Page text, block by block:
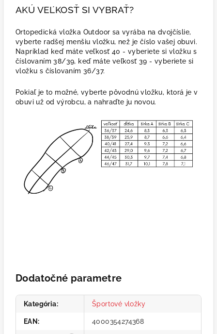
AKÚ VEĽKOSŤ SI VYBRAŤ?
Ortopedická vložka Outdoor sa vyrába na dvojčíslie,
vyberte radšej menšiu vložku, než je číslo vašej obuvi.
Napríklad keď máte veľkosť 40 - vyberiete si vložku s
číslovaním 38/39, keď máte veľkosť 39 - vyberiete si
vložku s číslovaním 36/37.
Pokiaľ je to možné, vyberte pôvodnú vložku, ktorá je v
obuvi už od výrobcu, a nahraďte ju novou.
Dodatočné parametre
Kategória: Športové vložky
EAN : 4000354274368